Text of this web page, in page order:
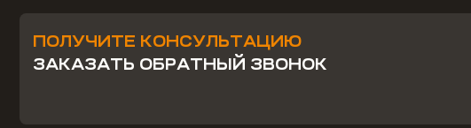
ПОЛУЧИТЕ КОНСУЛЬТАЦИЮ
ЗАКАЗАТЬ ОБРАТНЫЙ ЗВОНОК